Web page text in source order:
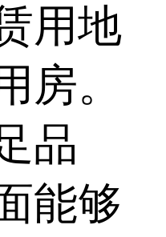
用地
房。
品
能够